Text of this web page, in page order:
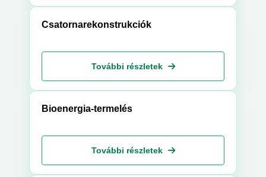
Csatornarekonstrukciók
További részletek
Bioenergia-termelés
További részletek